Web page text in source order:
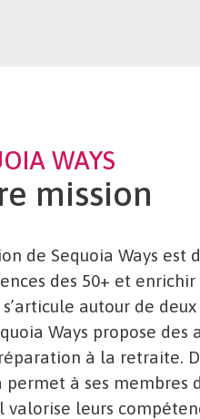
WAYS
mission
de Sequoia Ways est
des 50+ et
autour de
Ways propose
à la retraite.
permet à ses membres
valorise leurs